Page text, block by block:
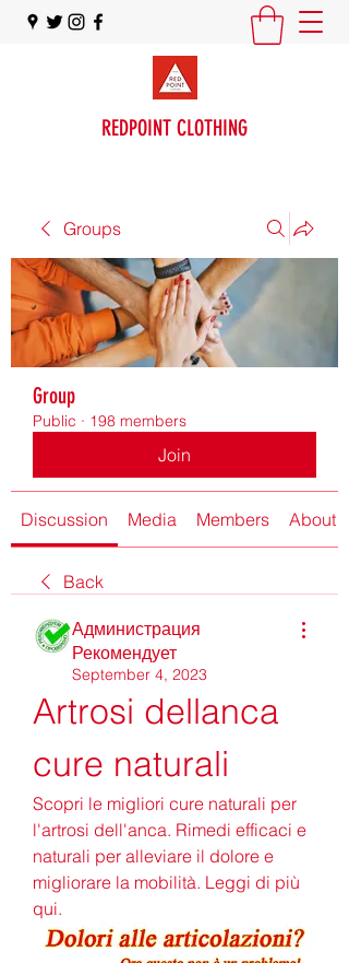
REDPOINT CLOTHING
Groups
Group
Public · 198 members
Join
Discussion Media Members About
Back
Администрация
Рекомендует
September 4, 2023
Artrosi dellanca
cure naturali
Scopri le migliori cure naturali per
l'artrosi dell'anca. Rimedi efficaci e
naturali per alleviare il dolore e
migliorare la mobilità. Leggi di più
qui.